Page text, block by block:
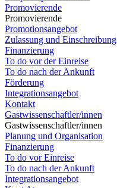
Promovierende
Promovierende
Promotionsangebot
Zulassung und Einschreibung
Finanzierung
To do vor der Einreise
To do nach der Ankunft
Förderung
Integrationsangebot
Kontakt
Gastwissenschaftler/innen
Gastwissenschaftler/innen
Planung und Organisation
Finanzierung
To do vor Einreise
To do nach der Ankunft
Integrationsangebot